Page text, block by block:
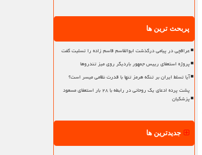
پربحث ترین ها
عراقچی در پیامی درگذشت ابوالقاسم قاسم زاده را تسلیت گفت
پروژه استعفای رییس جمهور باردیگر روی میز تندروها
آیا تسلط ایران بر تنگه هرمز تنها با قدرت نظامی میسر است؟
پشت پرده ادعای یک روحانی در رابطه با ۲۸ بار استعفای مسعود
پزشکیان
جدیدترین ها